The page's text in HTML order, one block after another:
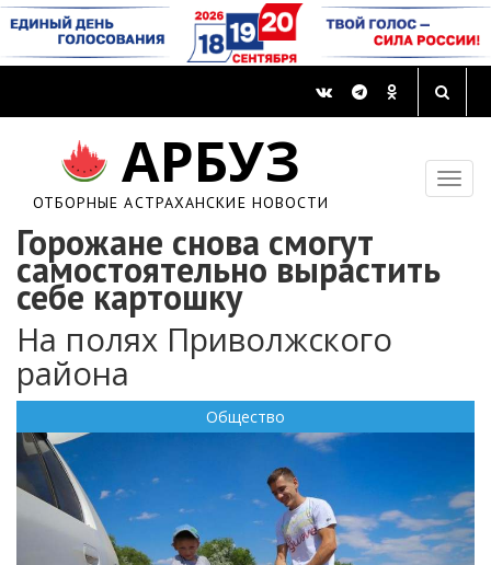
АРБУЗ
ОТБОРНЫЕ АСТРАХАНСКИЕ НОВОСТИ
Горожане снова смогут
самостоятельно вырастить
себе картошку
На полях Приволжского
района
Общество